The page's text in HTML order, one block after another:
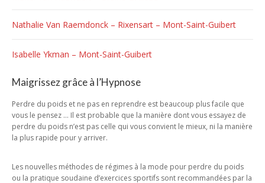
Nathalie Van Raemdonck – Rixensart – Mont-Saint-Guibert
Isabelle Ykman – Mont-Saint-Guibert
Maigrissez grâce à l’Hypnose
Perdre du poids et ne pas en reprendre est beaucoup plus facile que
vous le pensez … Il est probable que la manière dont vous essayez de
perdre du poids n’est pas celle qui vous convient le mieux, ni la manière
la plus rapide pour y arriver.
Les nouvelles méthodes de régimes à la mode pour perdre du poids
ou la pratique soudaine d’exercices sportifs sont recommandées par la